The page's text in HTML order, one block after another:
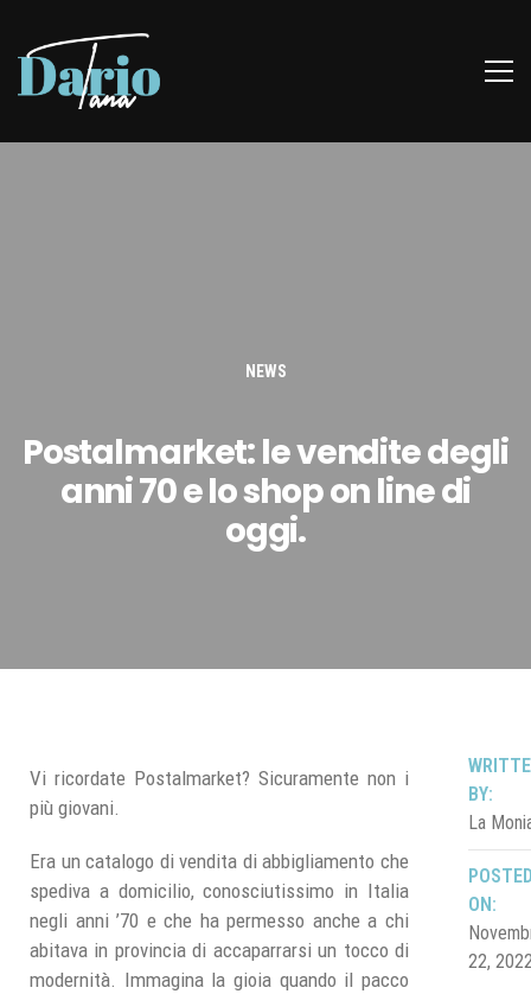
NEWS
Postalmarket: le vendite degli
anni 70 e lo shop on line di
oggi.
Vi ricordate Postalmarket? Sicuramente non i
più giovani.
Era un catalogo di vendita di abbigliamento che
spediva a domicilio, conosciutissimo in Italia
negli anni ’70 e che ha permesso anche a chi
abitava in provincia di accaparrarsi un tocco di
modernità. Immagina la gioia quando il pacco
BY:
La
ON:
22,